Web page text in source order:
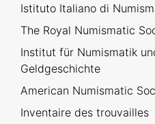
Istituto Italiano di
The Royal Numismatic
Institut für Numismatik
Geldgeschichte
American Numismatic
Inventaire des trouvailles